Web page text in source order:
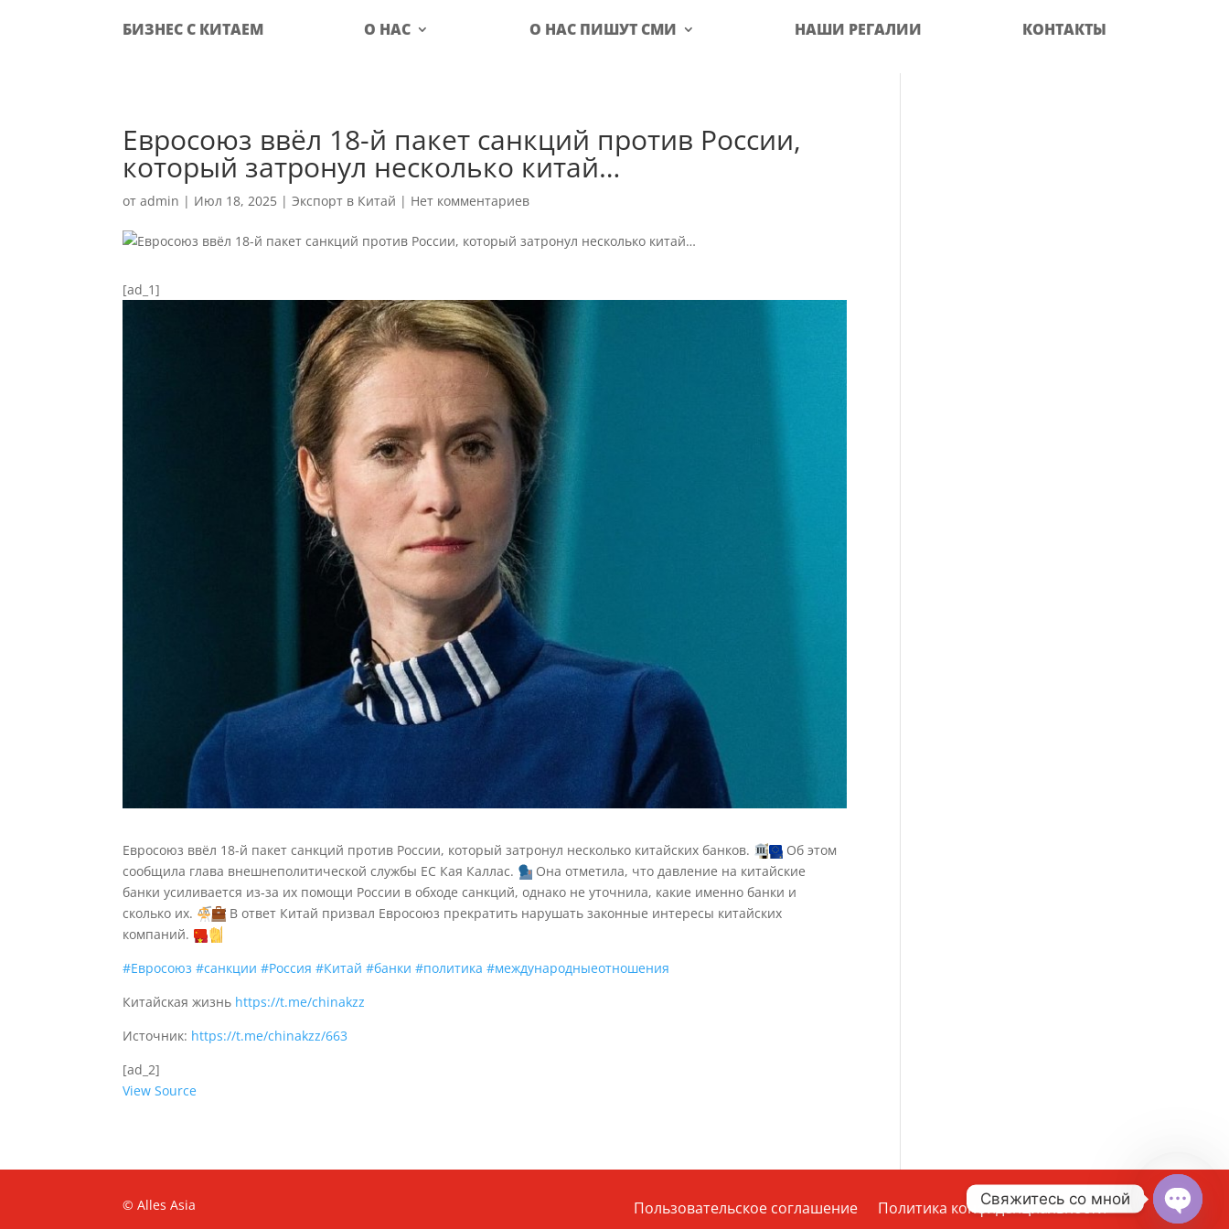
БИЗНЕС С КИТАЕМ О НАС О НАС ПИШУТ СМИ НАШИ РЕГАЛИИ КОНТАКТЫ
Евросоюз ввёл 18-й пакет санкций против России,
который затронул несколько китай…
отadmin | Июл 18, 2025 |Экспорт в Китай | Нет комментариев
[ad_1]
Евросоюз ввёл 18-й пакет санкций против России, который затронул несколько китайских банков.
Об этом
сообщила глава внешнеполитической службы ЕС Кая Каллас.
Она отметила, что давление на китайские
банки усиливается из‑за их помощи России в обходе санкций, однако не уточнила, какие именно банки и
сколько их.
В ответ Китай призвал Евросоюз прекратить нарушать законные интересы китайских
компаний.
#Евросоюз #санкции #Россия #Китай #банки #политика #международныеотношения
Китайская жизнь https://t.me/chinakzz
Источник: https://t.me/chinakzz/663
[ad_2]
View Source
© Alles Asia Пользовательское соглашение Политика конфиденциальности
Свяжитесь со мной